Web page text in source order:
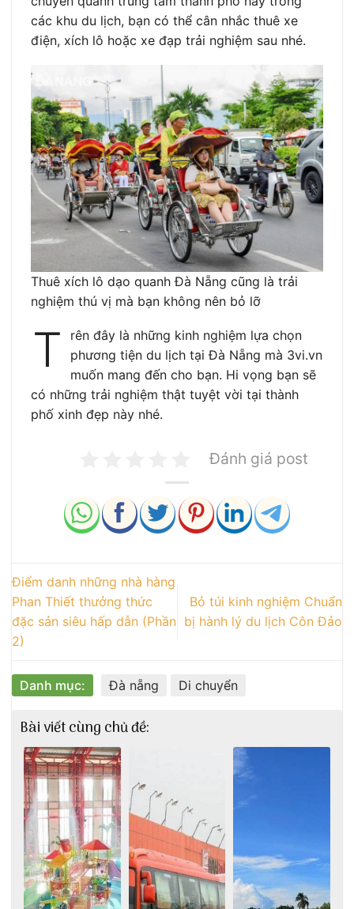
các khu du lịch, bạn có thể cân nhắc thuê xe
điện, xích lô hoặc xe đạp trải nghiệm sau nhé.
Thuê xích lô dạo quanh Đà Nẵng cũng là trải
nghiệm thú vị mà bạn không nên bỏ lỡ
T
rên đây là những kinh nghiệm lựa chọn
phương tiện du lịch tại Đà Nẵng mà 3vi.vn
muốn mang đến cho bạn. Hi vọng bạn sẽ
có những trải nghiệm thật tuyệt vời tại thành
phố xinh đẹp này nhé.
Đánh giá post
Điểm danh những nhà hàng
Phan Thiết thưởng thức
đặc sản siêu hấp dẫn (Phần
2)
Bỏ túi kinh nghiệm Chuẩn
bị hành lý du lịch Côn Đảo
Danh mục: Đà nẵng Di chuyển
Bài viết cùng chủ đề: